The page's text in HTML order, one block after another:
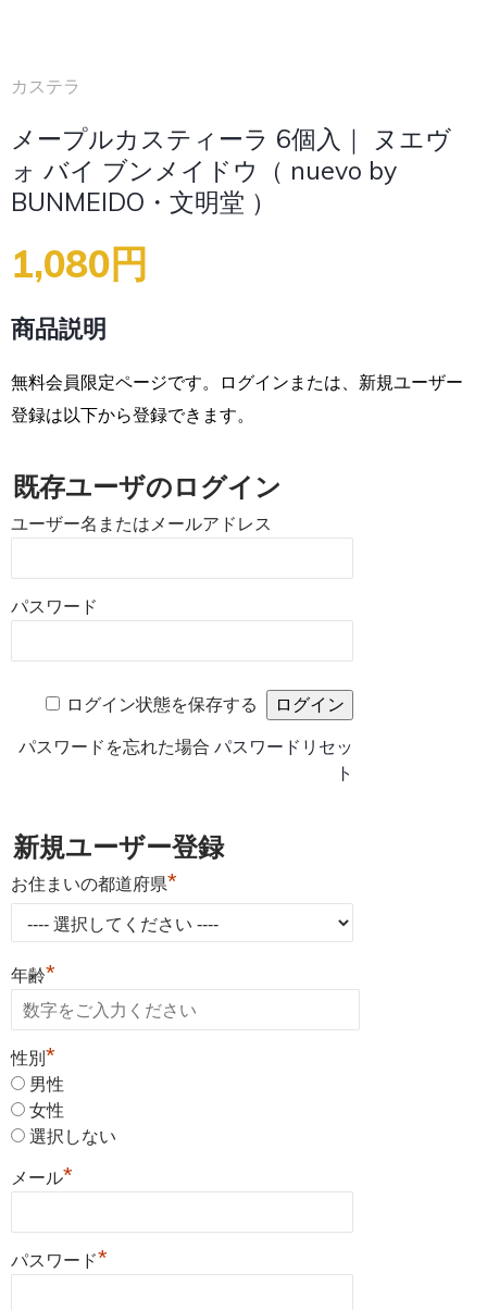
カステラ
メープルカスティーラ 6個入｜ ヌエヴ
ォ バイ ブンメイドウ（ nuevo by
BUNMEIDO・文明堂 ）
1,080円
商品説明
無料会員限定ページです。ログインまたは、新規ユーザー
登録は以下から登録できます。
既存ユーザのログイン
ユーザー名またはメールアドレス
パスワード
ログイン状態を保存する
パスワードを忘れた場合 パスワードリセッ
ト
新規ユーザー登録
お住まいの都道府県*
年齢*
性別 *
男性
女性
選択しない
メール*
パスワード*